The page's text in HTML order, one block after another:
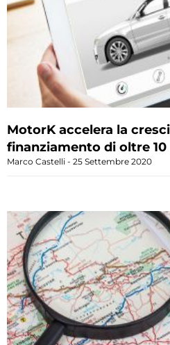
MotorK accelera la
finanziamento di oltre
Marco Castelli 25 Settembre 2020